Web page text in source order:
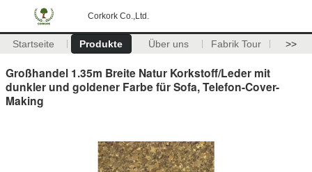
Corkork Co.,Ltd.
Startseite Produkte Über uns Fabrik Tour >>
Großhandel 1.35m Breite Natur Korkstoff/Leder mit
dunkler und goldener Farbe für Sofa, Telefon-Cover-
Making